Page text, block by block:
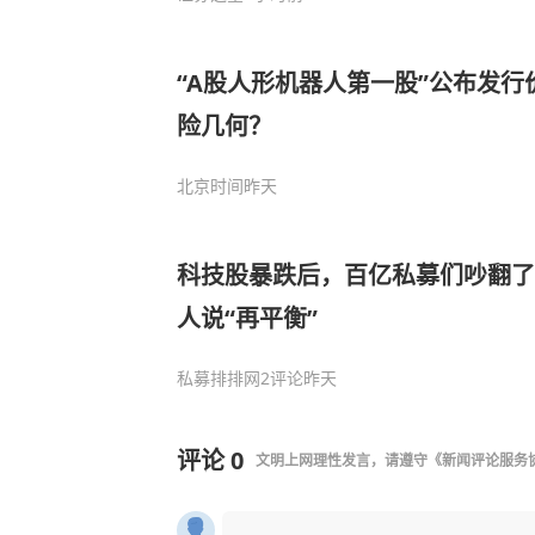
“A股人形机器人第一股”公布发
险几何？
北京时间昨天
科技股暴跌后，百亿私募们吵翻
人说“再平衡”
私募排排网2评论昨天
评论0 文明上网理性发言，请遵守 《新闻评论服务